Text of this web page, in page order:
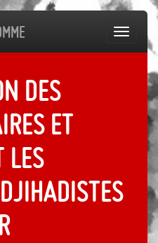
des
et
les